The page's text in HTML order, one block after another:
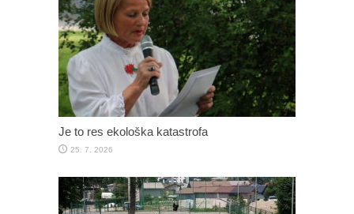
Je to res ekološka katastrofa
25. 7. 2026